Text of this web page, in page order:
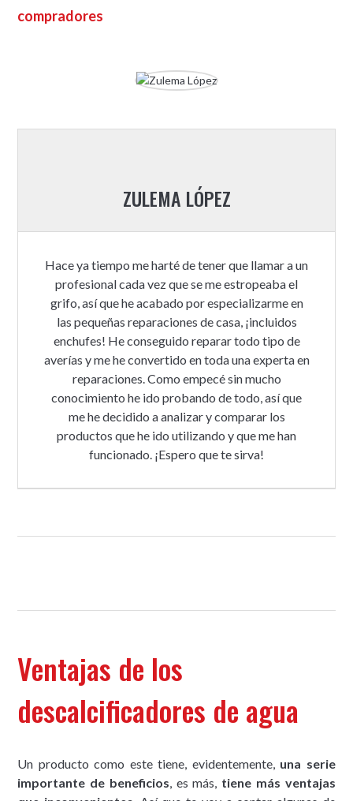
compradores
ZULEMA LÓPEZ
Hace ya tiempo me harté de tener que llamar a un
profesional cada vez que se me estropeaba el
grifo, así que he acabado por especializarme en
las pequeñas reparaciones de casa, ¡incluidos
enchufes! He conseguido reparar todo tipo de
averías y me he convertido en toda una experta en
reparaciones. Como empecé sin mucho
conocimiento he ido probando de todo, así que
me he decidido a analizar y comparar los
productos que he ido utilizando y que me han
funcionado. ¡Espero que te sirva!
Ventajas de los
descalcificadores de agua
Un producto como este tiene, evidentemente, una serie
importante de beneficios , es más, tiene más ventajas